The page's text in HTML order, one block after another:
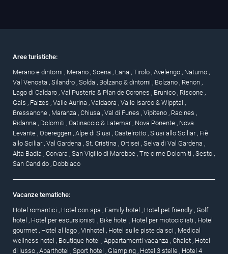
Aree turistiche:
Merano e dintorni , Merano , Scena , Lana , Tirolo , Avelengo , Naturno ,
Val Venosta , Silandro , Solda , Bolzano & dintorni , Bolzano , Renon ,
Lago di Caldaro , Val Pusteria & Plan de Corones , Brunico , Riscone ,
Gais , Falzes , Valle Aurina , Valdaora , Valle Isarco & Wipptal ,
Bressanone , Maranza , Chiusa , Val di Funes , Vipiteno , Racines ,
Ridanna , Dolomiti , Catinaccio & Latemar , Nova Ponente , Nova
Levante , Obereggen , Alpe di Siusi , Castelrotto , Siusi allo Sciliar , Fiè
allo Sciliar , Val Gardena , St. Cristina , Ortisei , Selva di Val Gardena ,
Alta Badia , Corvara , San Vigilio di Marebbe , Tre cime Dolomiti , Sesto ,
San Candido , Dobbiaco
Vacanze tematiche:
Hotel romantici , Hotel con spa , Family hotel , Hotel pet friendly , Golf
hotel , Hotel per escursionisti , Bike hotel , Hotel per motociclisti , Hotel
gourmet , Hotel al lago , Vinhotel , Hotel sulle piste da sci , Medical
wellness hotel , Boutique hotel , Appartamenti vacanza , Chalet , Hotel
di lusso , Aparthotel , Sport hotel , Glamping , Hotel 3 stelle , Hotel 4